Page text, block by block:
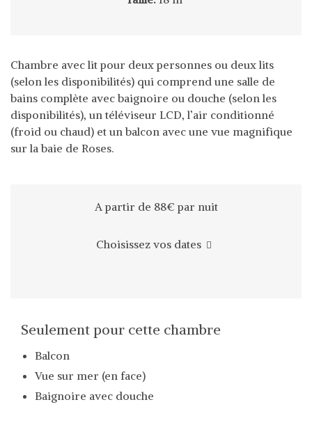
Chambre avec lit pour deux personnes ou deux lits
(selon les disponibilités) qui comprend une salle de
bains complète avec baignoire ou douche (selon les
disponibilités), un téléviseur LCD, l’air conditionné
(froid ou chaud) et un balcon avec une vue magnifique
sur la baie de Roses.
A partir de 88€ par nuit
Choisissez vos dates
Seulement pour cette chambre
Balcon
Vue sur mer (en face)
Baignoire avec douche